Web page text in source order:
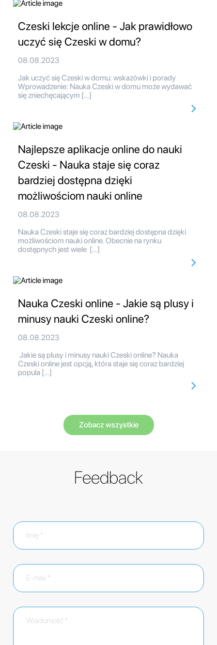
Czeski lekcje online - Jak prawidłowo
uczyć się Czeski w domu?
08.08.2023
Jak uczyć się Czeski w domu: wskazówki i porady
Wprowadzenie: Nauka Czeski w domu może wydawać
się zniechęcającym […]
Najlepsze aplikacje online do nauki
Czeski - Nauka staje się coraz
bardziej dostępna dzięki
możliwościom nauki online
08.08.2023
Nauka Czeski staje się coraz bardziej dostępna dzięki
możliwościom nauki online. Obecnie na rynku
dostępnych jest wiele […]
Nauka Czeski online - Jakie są plusy i
minusy nauki Czeski online?
08.08.2023
Jakie są plusy i minusy nauki Czeski online? Nauka
Czeski online jest opcją, która staje się coraz bardziej
popula […]
Zobacz wszystkie
Feedback